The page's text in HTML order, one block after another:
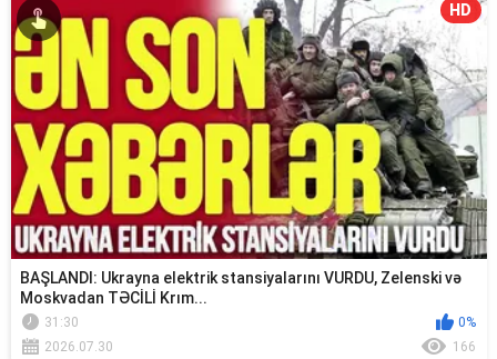
HD
BAŞLANDI: Ukrayna elektrik stansiyalarını VURDU, Zelenski və
Moskvadan TƏCİLİ Krım...
31:30
0%
2026.07.30
166